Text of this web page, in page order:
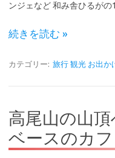
ンジェなど 和み舎ひるが
続きを読む »
カテゴリー: 旅行 観光 お出か
高尾山の山
ベースのカ